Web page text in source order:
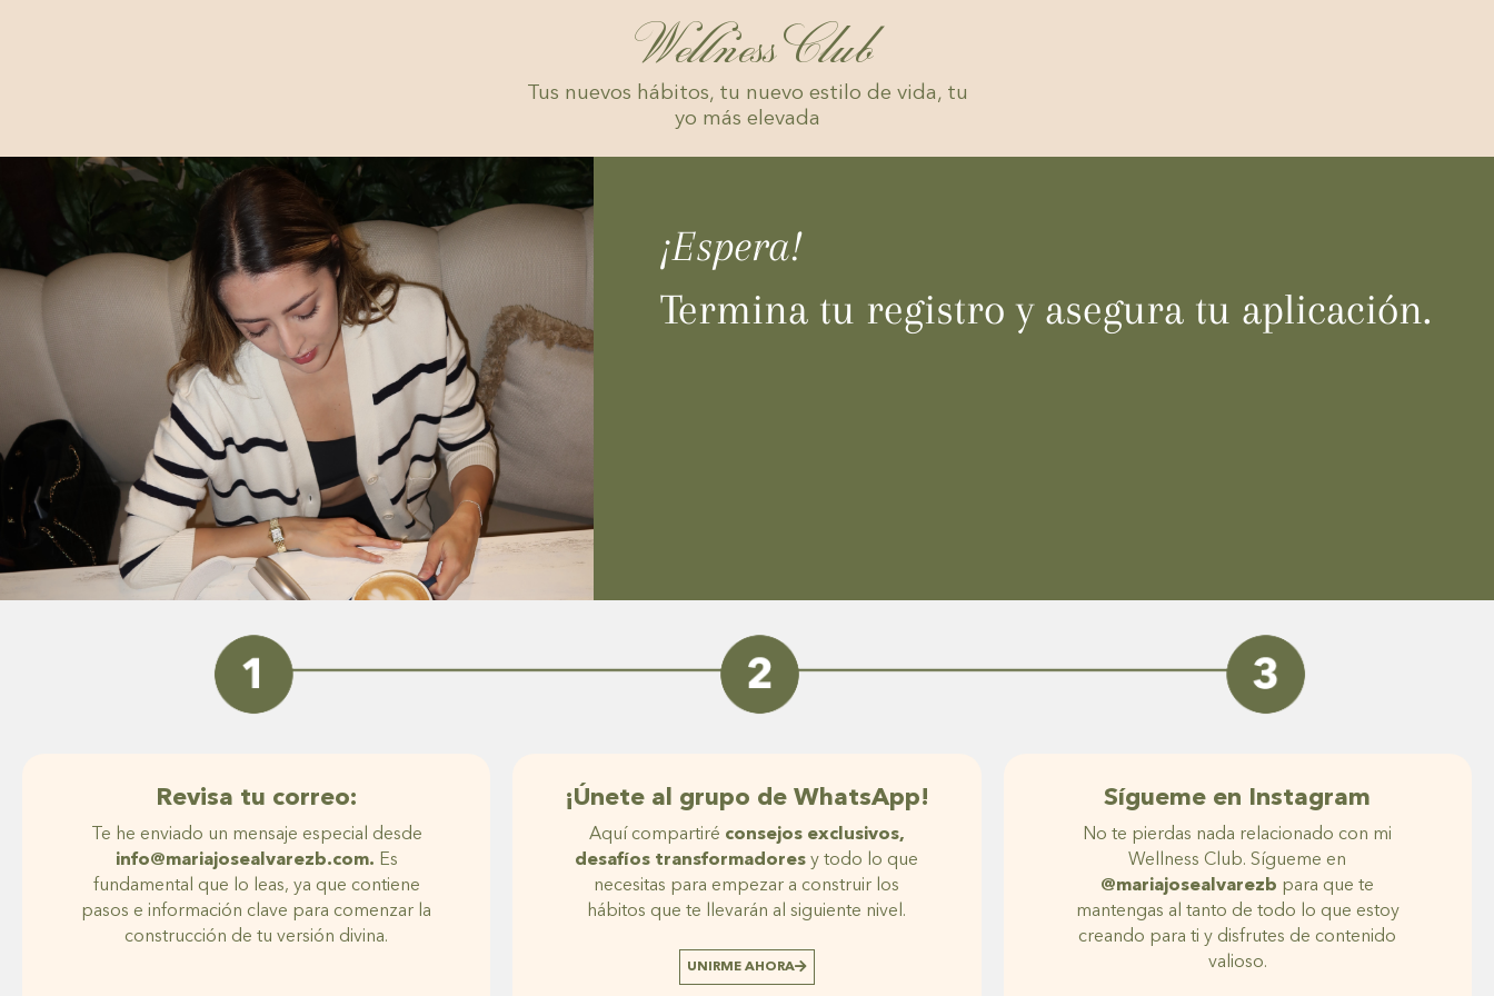
WellnessClub
Tus nuevos hábitos, tu nuevo estilo de vida, tu
yo más elevada
¡Espera!
Termina tu registro y asegura tu aplicación.
Revisa tu correo:
Te he enviado un mensaje especial desde
info@mariajosealvarezb.com. Es
fundamental que lo leas, ya que contiene
pasos e información clave para comenzar la
construcción de tu versión divina.
¡Únete al grupo de WhatsApp!
Aquí compartiré consejos exclusivos,
desafíos transformadores y todo lo que
necesitas para empezar a construir los
hábitos que te llevarán al siguiente nivel.
UNIRME AHORA
Sígueme en Instagram
No te pierdas nada relacionado con mi
Wellness Club. Sígueme en
@mariajosealvarezb para que te
mantengas al tanto de todo lo que estoy
creando para ti y disfrutes de contenido
valioso.